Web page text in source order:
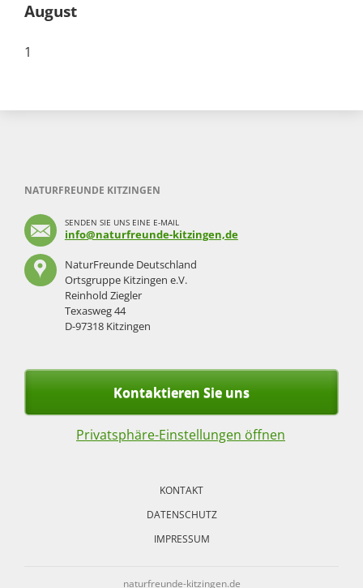
August
1
NATURFREUNDE KITZINGEN
SENDEN SIE UNS EINE E-MAIL
info@naturfreunde-kitzingen,de
NaturFreunde Deutschland
Ortsgruppe Kitzingen e.V.
Reinhold Ziegler
Texasweg 44
D-97318 Kitzingen
Kontaktieren Sie uns
Privatsphäre-Einstellungen öffnen
KONTAKT
DATENSCHUTZ
IMPRESSUM
naturfreunde-kitzingen.de